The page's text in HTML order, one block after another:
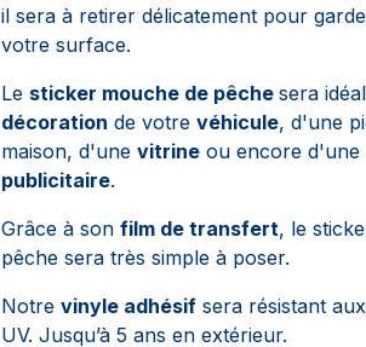
il sera à retirer délicatement pour
votre surface.
Le sticker mouche de pêche sera
décoration de votre véhicule, d'une
maison, d'une vitrine ou encore d'une
publicitaire.
Grâce à son film de transfert, le
pêche sera très simple à poser.
Notre vinyle adhésif sera résistant
UV. Jusqu’à 5 ans en extérieur.